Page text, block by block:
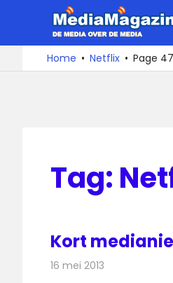
de
De
media
over
Home Netflix Page 47
Tag:
Kort
16 mei 2013